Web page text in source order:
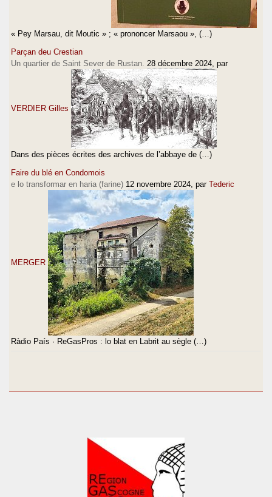
« Pey Marsau, dit Moutic » ; « prononcer Marsaou », (…)
Parçan deu Crestian
Un quartier de Saint Sever de Rustan. 28 décembre 2024 , par
VERDIER Gilles
Dans des pièces écrites des archives de l’abbaye de (…)
Faire du blé en Condomois
e lo transformar en haria (farine) 12 novembre 2024 , par Tederic
MERGER
Ràdio País · ReGasPros : lo blat en Labrit au sègle (…)